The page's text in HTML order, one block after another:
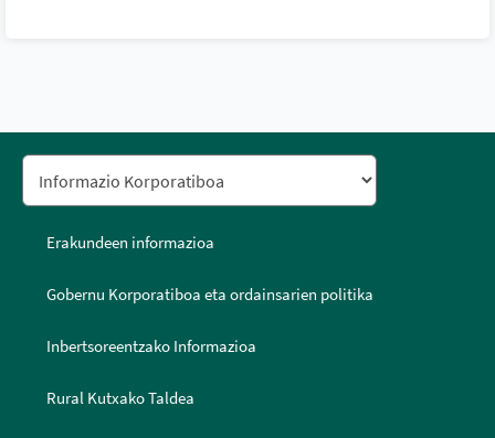
Erakundeen informazioa
Gobernu Korporatiboa eta ordainsarien politika
Inbertsoreentzako Informazioa
Rural Kutxako Taldea